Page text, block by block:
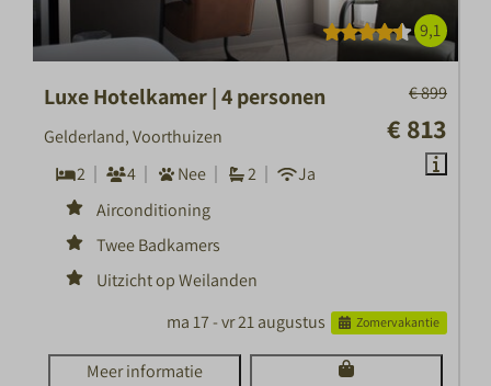
9,1
€ 899
€ 813
Luxe Hotelkamer | 4 personen
Gelderland, Voorthuizen
2
4 Nee 2
Ja
Airconditioning
Twee Badkamers
Uitzicht op Weilanden
ma 17 - vr 21 augustus
Zomervakantie
Meer informatie